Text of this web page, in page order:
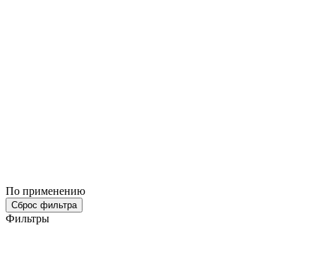
По применению
Сброс фильтра
Фильтры